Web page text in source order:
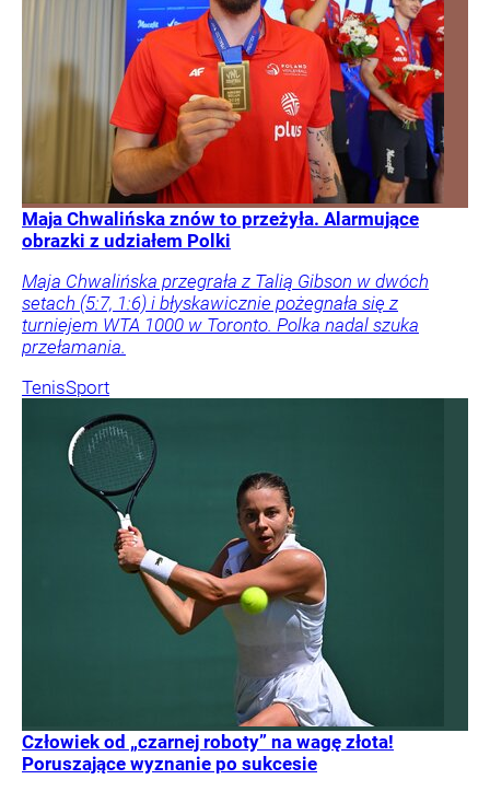
Maja Chwalińska znów to przeżyła. Alarmujące
obrazki z udziałem Polki
Maja Chwalińska przegrała z Talią Gibson w dwóch
setach (5:7, 1:6) i błyskawicznie pożegnała się z
turniejem WTA 1000 w Toronto. Polka nadal szuka
przełamania.
TenisSport
Człowiek od „czarnej roboty” na wagę złota!
Poruszające wyznanie po sukcesie